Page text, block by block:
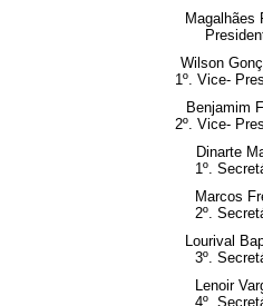
Magalhães
Wilson
1º. Vice-
Benjamim
2º. Vice-
Dinarte
1º.
Marcos
2º.
Lourival
3º.
Lenoir
4º.